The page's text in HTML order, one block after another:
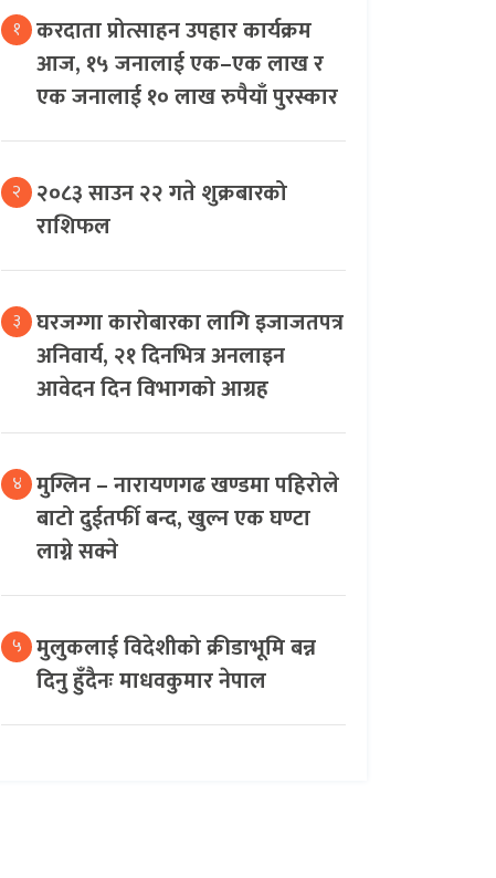
१ करदाता प्रोत्साहन उपहार कार्यक्रम
आज, १५ जनालाई एक–एक लाख र
एक जनालाई १० लाख रुपैयाँ पुरस्कार
२ २०८३ साउन २२ गते शुक्रबारको
राशिफल
३ घरजग्गा कारोबारका लागि इजाजतपत्र
अनिवार्य, २१ दिनभित्र अनलाइन
आवेदन दिन विभागको आग्रह
४ मुग्लिन – नारायणगढ खण्डमा पहिरोले
बाटो दुईतर्फी बन्द, खुल्न एक घण्टा
लाग्ने सक्ने
५ मुलुकलाई विदेशीको क्रीडाभूमि बन्न
दिनु हुँदैनः माधवकुमार नेपाल